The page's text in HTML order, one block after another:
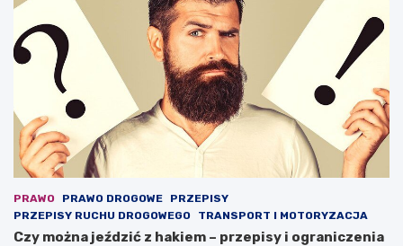
c
o
d
y
PRAWO PRAWO DROGOWE
PRZEPISY
PRZEPISY RUCHU DROGOWEGO
TRANSPORT I MOTORYZACJA
Czy można jeździć z hakiem – przepisy i ograniczenia